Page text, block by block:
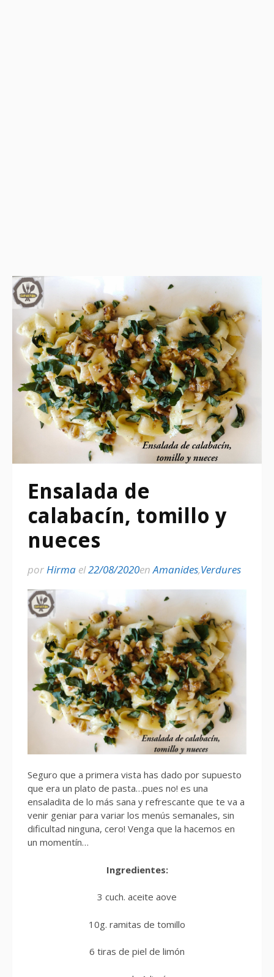
Ensalada de
calabacín, tomillo y
nueces
porHirma el22/08/2020enAmanides,Verdures
Seguro que a primera vista has dado por supuesto
que era un plato de pasta…pues no! es una
ensaladita de lo más sana y refrescante que te va a
venir geniar para variar los menús semanales, sin
dificultad ninguna, cero! Venga que la hacemos en
un momentín…
Ingredientes:
3 cuch. aceite aove
10g. ramitas de tomillo
6 tiras de piel de limón